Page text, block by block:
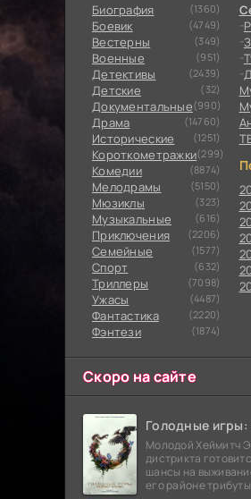
Биография (1360)
Боевик (4749)
Вестерны (349)
Военные (951)
Детективы (2439)
Детские (32)
Документальные(990)
Драма (14760)
Исторические (1251)
Короткометражки(299)
Комедии (8874)
Мелодрамы (5150)
Мюзиклы (323)
Музыкальные (616)
Приключения (2206)
Семейные (1577)
Cпорт (632)
Триллеры (7098)
Ужасы (4487)
Фантастика (2220)
Фэнтези (1874)
Скоро на сайте
Голодные
Молодой Хеймитч
дистрикта
шансы на
его районе